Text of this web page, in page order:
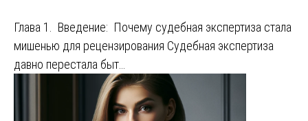
Глава 1. Введение: Почему судебная экспертиза стала
мишенью для рецензирования Судебная экспертиза
давно перестала быт…